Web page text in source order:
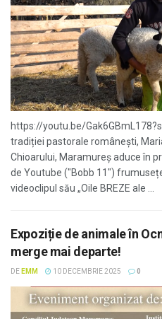
https://youtu.be/
tradiției pastorale românești,
Chioarului, Maramureș aduce în
de Youtube ("Bobb 11")
videoclipul său „Oile BREZE ale ...
Expoziție de animale în
merge mai departe!
DE EMM 10 DECEMBRIE 2025 0